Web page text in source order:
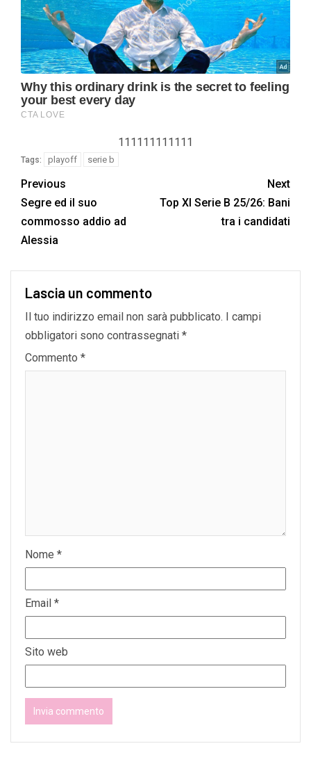
111111111111
Tags: playoff serie b
Previous
Segre ed il suo
commosso addio ad
Alessia
Next
Top XI Serie B 25/26: Bani
tra i candidati
Lascia un commento
Il tuo indirizzo email non sarà pubblicato. I campi
obbligatori sono contrassegnati *
Commento *
Nome *
Email *
Sito web